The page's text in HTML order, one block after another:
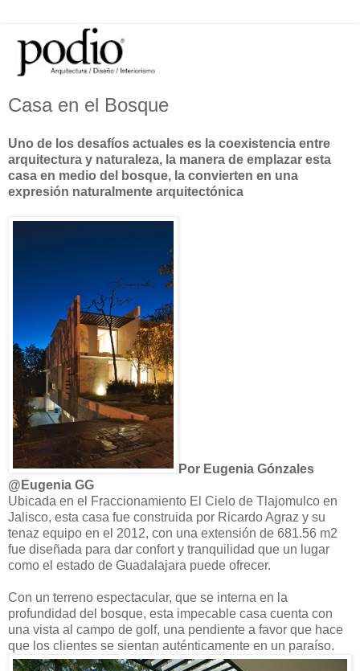
Casa en el Bosque
Uno de los desafíos actuales es la coexistencia entre
arquitectura y naturaleza, la manera de emplazar esta
casa en medio del bosque, la convierten en una
expresión naturalmente arquitectónica
Por Eugenia Gónzales
@Eugenia GG
Ubicada en el Fraccionamiento El Cielo de Tlajomulco en
Jalisco, esta casa fue construida por Ricardo Agraz y su
tenaz equipo en el 2012, con una extensión de 681.56 m2
fue diseñada para dar confort y tranquilidad que un lugar
como el estado de Guadalajara puede ofrecer.
Con un terreno espectacular, que se interna en la
profundidad del bosque, esta impecable casa cuenta con
una vista al campo de golf, una pendiente a favor que hace
que los clientes se sientan auténticamente en un paraíso.